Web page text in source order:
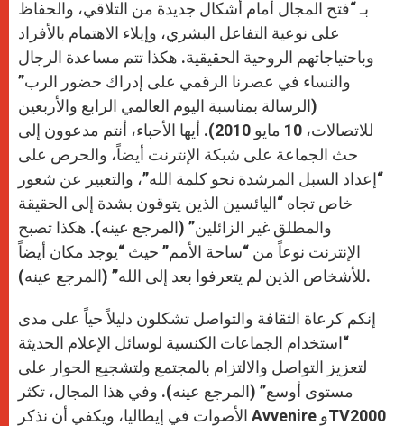
بـ “فتح المجال أمام أشكال جديدة من التلاقي، والحفاظ
على نوعية التفاعل البشري، وإيلاء الاهتمام بالأفراد
وباحتياجاتهم الروحية الحقيقية. هكذا تتم مساعدة الرجال
والنساء في عصرنا الرقمي على إدراك حضور الرب”
(الرسالة بمناسبة اليوم العالمي الرابع والأربعين
للاتصالات، 10 مايو 2010). أيها الأحباء، أنتم مدعوون إلى
حث الجماعة على شبكة الإنترنت أيضاً، والحرص على
“إعداد السبل المرشدة نحو كلمة الله”، والتعبير عن شعور
خاص تجاه “اليائسين الذين يتوقون بشدة إلى الحقيقة
والمطلق غير الزائلين” (المرجع عينه). هكذا تصبح
الإنترنت نوعاً من “ساحة الأمم” حيث “يوجد مكان أيضاً
للأشخاص الذين لم يتعرفوا بعد إلى الله” (المرجع عينه).
إنكم كرعاة الثقافة والتواصل تشكلون دليلاً حياً على مدى
“استخدام الجماعات الكنسية لوسائل الإعلام الحديثة
لتعزيز التواصل والالتزام بالمجتمع ولتشجيع الحوار على
مستوى أوسع” (المرجع عينه). وفي هذا المجال، تكثر
الأصوات في إيطاليا، ويكفي أن نذكر Avvenire وTV2000